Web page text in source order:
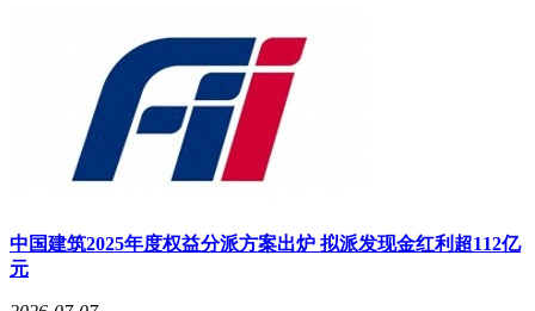
中国建筑2025年度权益分派方案出炉 拟派发现金红利超112亿
元